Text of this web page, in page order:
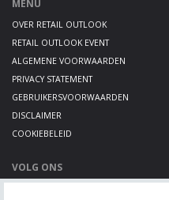
MENU
OVER RETAIL OUTLOOK
RETAIL OUTLOOK EVENT
ALGEMENE VOORWAARDEN
PRIVACY STATEMENT
GEBRUIKERSVOORWAARDEN
DISCLAIMER
COOKIEBELEID
VOLG ONS